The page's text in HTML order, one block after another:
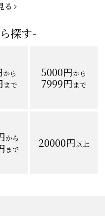
る
探す-
から
まで
5000円から
7999円まで
から
まで 20000円以上